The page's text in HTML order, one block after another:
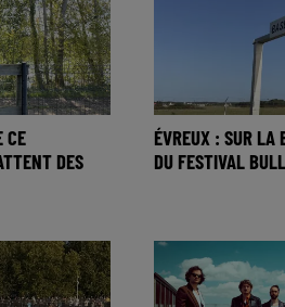
CE
DES
ÉVREUX : SUR LA
DU FESTIVAL